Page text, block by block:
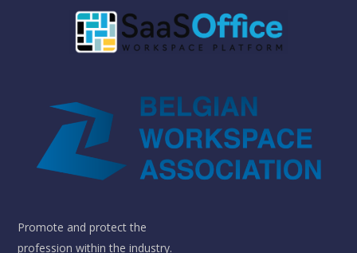
Promote and protect the
profession within the industry.